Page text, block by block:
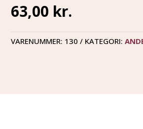
63,00 kr.
VARENUMMER: 130 KATEGORI: